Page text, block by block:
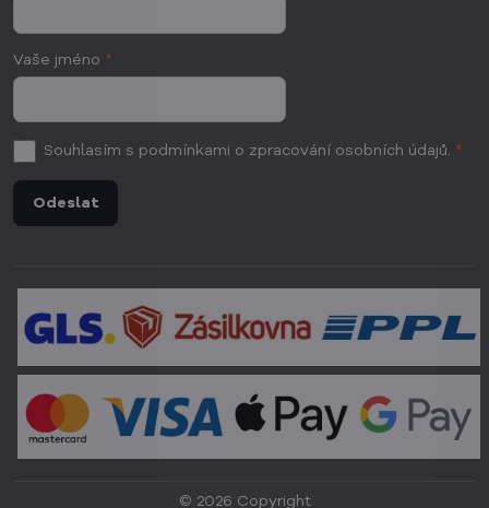
Vaše jméno *
Souhlasím s podmínkami o zpracování osobních údajů. *
Odeslat
© 2026 Copyright